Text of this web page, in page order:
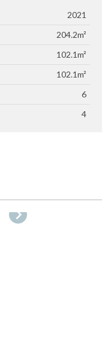
2021
204.2m²
102.1m²
102.1m²
6
4